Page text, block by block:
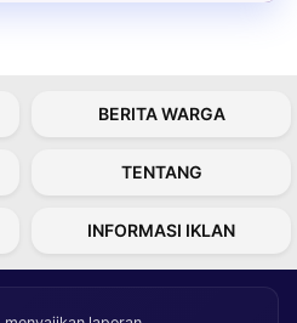
BERITA WARGA
TENTANG
INFORMASI IKLAN